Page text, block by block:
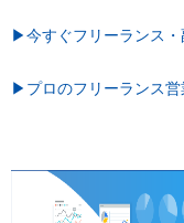
▶今すぐフリーランス・
▶プロのフリーランス営